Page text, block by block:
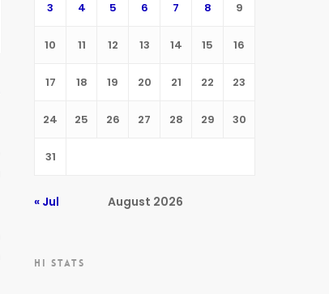
August 2026
3 4 5 6 7 8 9
10 11 12 13 14 15 16
17 18 19 20 21 22 23
24 25 26 27 28 29 30
31
« Jul
HI STATS